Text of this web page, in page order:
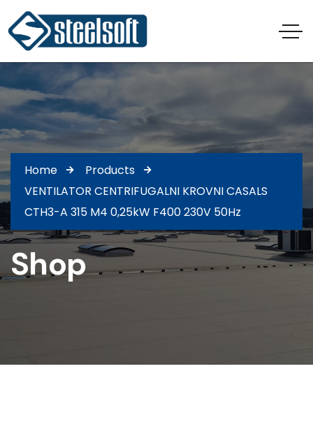
Home
Products
VENTILATOR CENTRIFUGALNI KROVNI CASALS
CTH3-A 315 M4 0,25kW F400 230V 50Hz
Shop